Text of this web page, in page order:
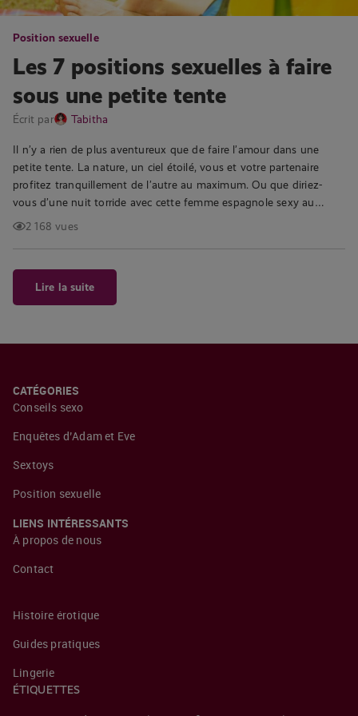
Position sexuelle
Les 7 positions sexuelles à faire
sous une petite tente
Écrit par Tabitha
Il n’y a rien de plus aventureux que de faire l’amour dans une
petite tente. La nature, un ciel étoilé, vous et votre partenaire
profitez tranquillement de l’autre au maximum. Ou que diriez-
vous d’une nuit torride avec cette femme espagnole sexy au…
2 168 vues
Lire la suite
CATÉGORIES
Conseils sexo
Enquêtes d’Adam et Eve
Sextoys
Position sexuelle
LIENS INTÉRESSANTS
À propos de nous
Contact
Histoire érotique
Guides pratiques
Lingerie
ÉTIQUETTES